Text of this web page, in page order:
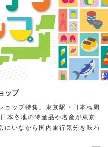
ップ
ョップ特集。東京駅・日本橋周
本各地の特産品や名産が東京
にいながら国内旅行気分を味わ